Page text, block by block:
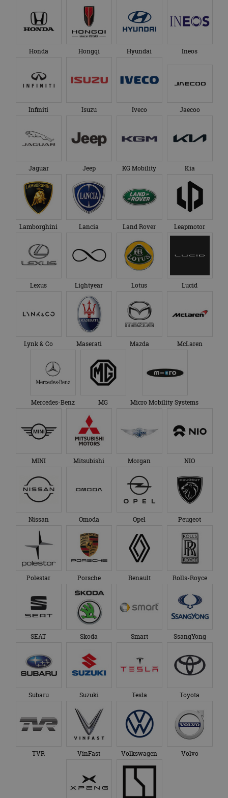
Honda Hongqi Hyundai Ineos
Infiniti Isuzu Iveco Jaecoo
Jaguar Jeep KG Mobility Kia
Lamborghini Lancia Land Rover Leapmotor
Lexus Lightyear Lotus Lucid
Lynk & Co Maserati Mazda McLaren
Mercedes-Benz MG Micro Mobility Systems
MINI Mitsubishi Morgan NIO
Nissan Omoda Opel Peugeot
Polestar Porsche Renault Rolls-Royce
SEAT Skoda Smart SsangYong
Subaru Suzuki Tesla Toyota
TVR VinFast Volkswagen Volvo